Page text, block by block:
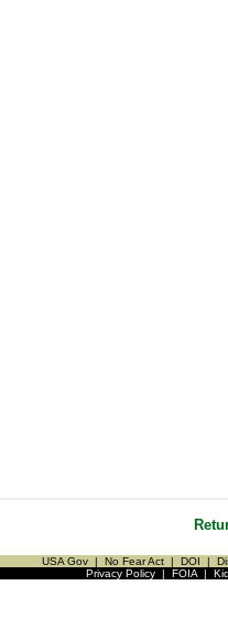
USA Gov | No Fear Act | DOI |
Privacy Policy| FOIA|